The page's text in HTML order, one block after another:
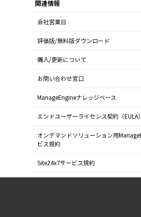
関連情報
会社営業日
評価版/無料版ダウンロード
購入/更新について
お問い合わせ窓口
ManageEngineナレッジベース
エンドユーザーライセンス契約（EULA）
オンデマンドソリューション用
ビス規約
Site24x7サービス規約